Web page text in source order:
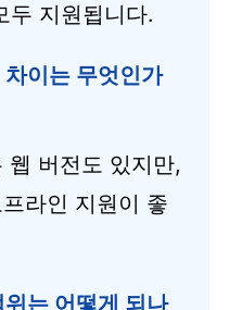
두 지원됩니다.
이는 무엇인가
웹 버전도 있지만,
라인 지원이 좋
는 어떻게 되나